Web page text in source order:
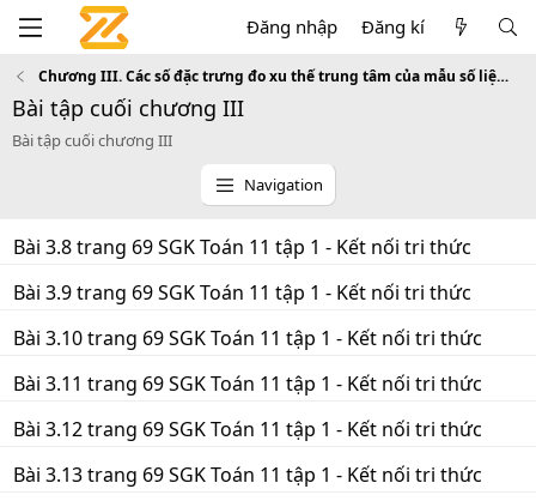
Đăng nhập Đăng kí
Chương III. Các số đặc trưng đo xu thế trung tâm của mẫu số liệu ghép nhóm
Bài tập cuối chương III
Bài tập cuối chương III
Navigation
Bài 3.8 trang 69 SGK Toán 11 tập 1 - Kết nối tri thức
Bài 3.9 trang 69 SGK Toán 11 tập 1 - Kết nối tri thức
Bài 3.10 trang 69 SGK Toán 11 tập 1 - Kết nối tri thức
Bài 3.11 trang 69 SGK Toán 11 tập 1 - Kết nối tri thức
Bài 3.12 trang 69 SGK Toán 11 tập 1 - Kết nối tri thức
Bài 3.13 trang 69 SGK Toán 11 tập 1 - Kết nối tri thức